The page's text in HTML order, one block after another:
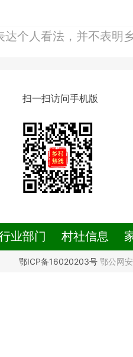
达个人看法，并不表明
扫一扫访问手机版
业部门 村社信息
鄂ICP备16020203号鄂公网